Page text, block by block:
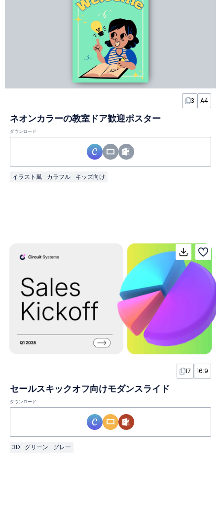
3 A4
ネオンカラーの教室ドア歓迎ポスター
ダウンロード
イラスト風 カラフル キッズ向け
17 16:9
セールスキックオフ向けモダンスライド
ダウンロード
3D グリーン グレー